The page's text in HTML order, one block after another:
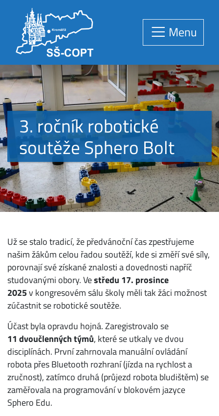
Menu
3. ročník robotické
soutěže Sphero Bolt
Už se stalo tradicí, že předvánoční čas zpestřujeme
našim žákům celou řadou soutěží, kde si změří své síly,
porovnají své získané znalosti a dovednosti napříč
studovanými obory. Vestředu 17. prosince
2025v kongresovém sálu školy měli tak žáci možnost
zúčastnit se robotické soutěže.
Účast byla opravdu hojná. Zaregistrovalo se
11 dvoučlenných týmů, které se utkaly ve dvou
disciplínách. První zahrnovala manuální ovládání
robota přes Bluetooth rozhraní (jízda na rychlost a
zručnost), zatímco druhá (průjezd robota bludištěm) se
zaměřovala na programování v blokovém jazyce
Sphero Edu.